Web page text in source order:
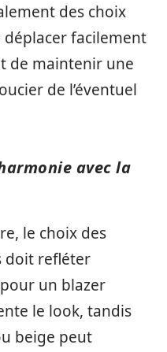
des choix
facilement
de maintenir une
de l’éventuel
avec la
le choix des
doit refléter
un blazer
le look, tandis
beige peut